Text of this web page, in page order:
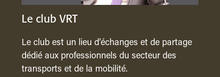
Le club VRT
Le club est un lieu d’échanges et de partage
dédié aux professionnels du secteur des
transports et de la mobilité.